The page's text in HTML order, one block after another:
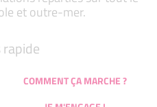
et outre-mer.
rapide
COMMENT ÇA MARCHE ?